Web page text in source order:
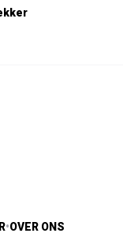
•OVER ONS